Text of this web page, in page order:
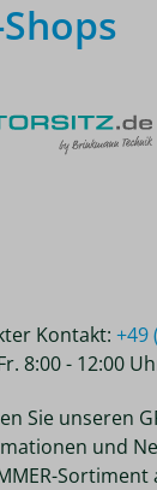
Kontakt: +49
8:00 - 12:00
Sie unseren
und
Sortiment